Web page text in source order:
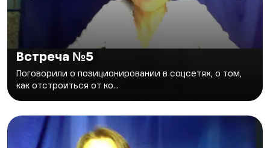
Встреча №5
Поговорили о позиционировании в соцсетях, о том,
как отстроиться от ко...